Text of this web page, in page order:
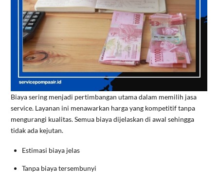
Biaya sering menjadi pertimbangan utama dalam memilih jasa
service. Layanan ini menawarkan harga yang kompetitif tanpa
mengurangi kualitas. Semua biaya dijelaskan di awal sehingga
tidak ada kejutan.
Estimasi biaya jelas
Tanpa biaya tersembunyi